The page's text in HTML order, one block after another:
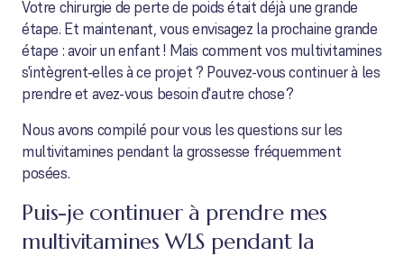
Votre chirurgie de perte de poids était déjà une grande
étape. Et maintenant, vous envisagez la prochaine grande
étape : avoir un enfant ! Mais comment vos multivitamines
s'intègrent-elles à ce projet ? Pouvez-vous continuer à les
prendre et avez-vous besoin d'autre chose ?
Nous avons compilé pour vous les questions sur les
multivitamines pendant la grossesse fréquemment
posées.
Puis-je continuer à prendre mes
multivitamines WLS pendant la